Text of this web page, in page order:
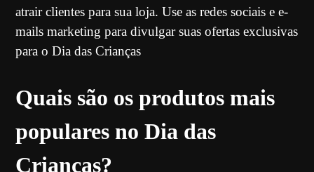
atrair clientes para sua loja. Use as redes sociais e e-
mails marketing para divulgar suas ofertas exclusivas
para o Dia das Crianças
Quais são os produtos mais
populares no Dia das
Crianças?